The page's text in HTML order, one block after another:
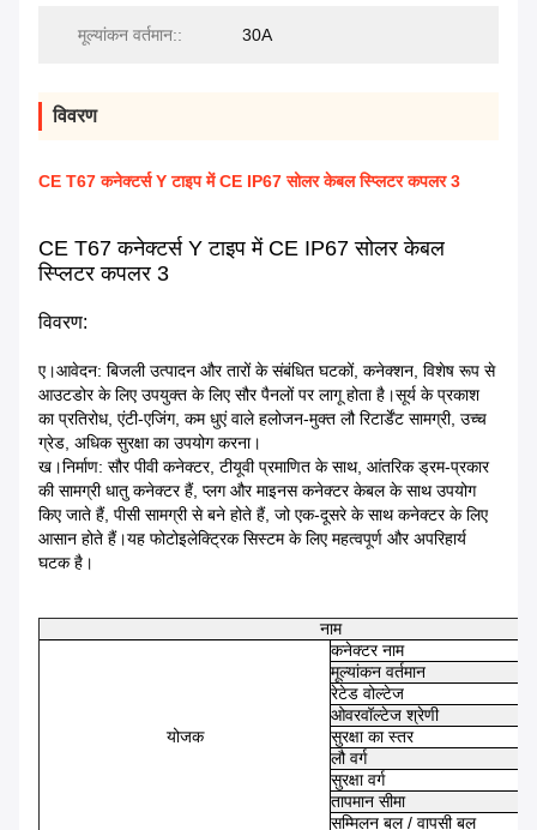
मूल्यांकन वर्तमान:: 30A
विवरण
CE T67 कनेक्टर्स Y टाइप में CE IP67 सोलर केबल स्प्लिटर कपलर 3
CE T67 कनेक्टर्स Y टाइप में CE IP67 सोलर केबल
स्प्लिटर कपलर 3
विवरण:
ए।आवेदन: बिजली उत्पादन और तारों के संबंधित घटकों, कनेक्शन, विशेष रूप से
आउटडोर के लिए उपयुक्त के लिए सौर पैनलों पर लागू होता है।सूर्य के प्रकाश
का प्रतिरोध, एंटी-एजिंग, कम धुएं वाले हलोजन-मुक्त लौ रिटार्डेंट सामग्री, उच्च
ग्रेड, अधिक सुरक्षा का उपयोग करना।
ख।निर्माण: सौर पीवी कनेक्टर, टीयूवी प्रमाणित के साथ, आंतरिक ड्रम-प्रकार
की सामग्री धातु कनेक्टर हैं, प्लग और माइनस कनेक्टर केबल के साथ उपयोग
किए जाते हैं, पीसी सामग्री से बने होते हैं, जो एक-दूसरे के साथ कनेक्टर के लिए
आसान होते हैं।यह फोटोइलेक्ट्रिक सिस्टम के लिए महत्वपूर्ण और अपरिहार्य
घटक है।
नाम
योजक
कनेक्टर नाम
मूल्यांकन वर्तमान
रेटेड वोल्टेज
ओवरवॉल्टेज श्रेणी
सुरक्षा का स्तर
लौ वर्ग
सुरक्षा वर्ग
तापमान सीमा
सम्मिलन बल / वापसी बल